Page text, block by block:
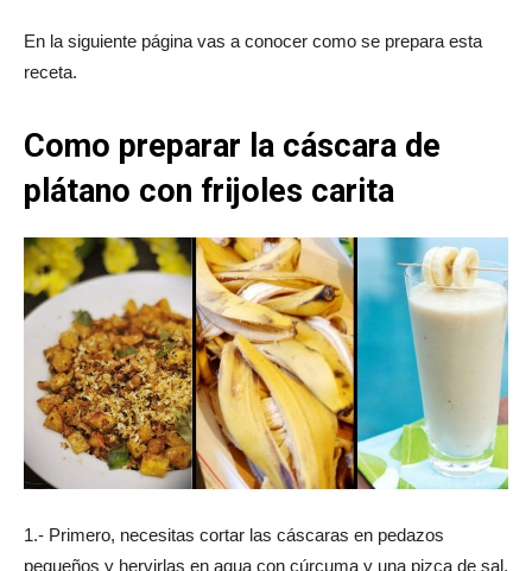
En la siguiente página vas a conocer como se prepara esta
receta.
Como preparar la cáscara de
plátano con frijoles carita
1.- Primero, necesitas cortar las cáscaras en pedazos
pequeños y hervirlas en agua con cúrcuma y una pizca de sal.